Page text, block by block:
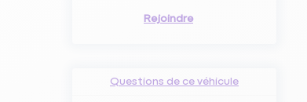
Rejoindre
Questions de ce véhicule